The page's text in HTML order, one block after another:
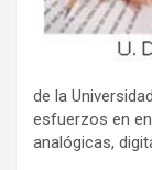
de la
esfuerzos en
analógicas,